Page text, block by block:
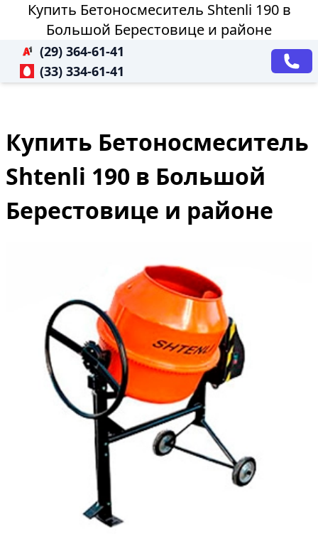
Купить Бетоносмеситель Shtenli 190 в
Большой Берестовице и районе
(29) 364-61-41
(33) 334-61-41
Купить Бетоносмеситель
Shtenli 190 в Большой
Берестовице и районе